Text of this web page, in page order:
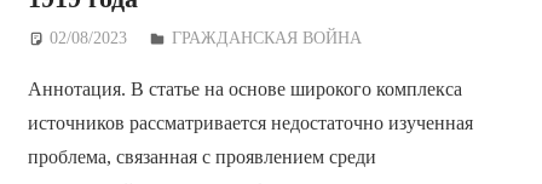
02/08/2023 Дежурный по Редакции
ГРАЖДАНСКАЯ ВОЙНА
Аннотация. В статье на основе широкого комплекса
источников рассматривается недостаточно изученная
проблема, связанная с проявлением среди